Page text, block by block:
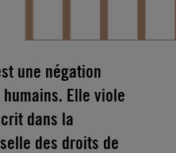
une négation
Elle viole
dans la
des droits de